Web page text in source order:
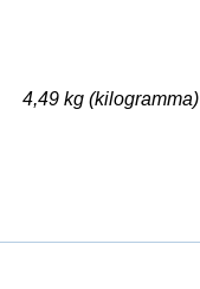
4,49 kg (kilogramma)